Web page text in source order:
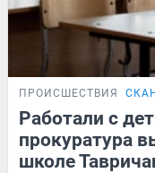
ПРОИСШЕСТВИЯ
Работали с
прокуратура
школе